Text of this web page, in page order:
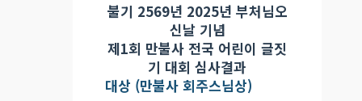
불기 2569년 2025년 부처님오
신날 기념
제1회 만불사 전국 어린이 글짓
기 대회 심사결과
대상 (만불사 회주스님상)